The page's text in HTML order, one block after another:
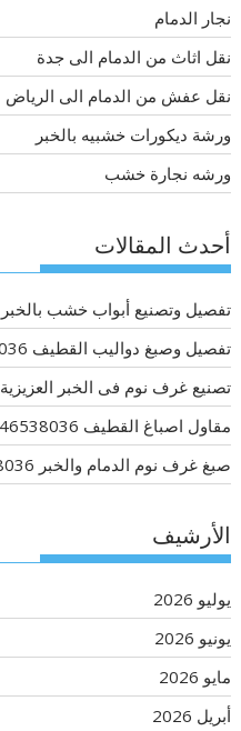
نجار الدمام
نقل اثاث من الدمام الى جدة
نقل عفش من الدمام الى الرياض
ورشة ديكورات خشبيه بالخبر
ورشه نجارة خشب
أحدث المقالات
تفصيل وتصنيع أبواب خشب بالخبر 0546538036
تفصيل وصبغ دواليب القطيف 0546538036
تصنيع غرف نوم فى الخبر العزيزية 0546538036
مقاول اصباغ القطيف 0546538036
صبغ غرف نوم الدمام والخبر 0546538036
الأرشيف
يوليو 2026
يونيو 2026
مايو 2026
أبريل 2026